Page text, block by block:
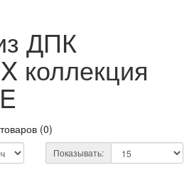
ДПК
коллекция
(0)
Показывать: